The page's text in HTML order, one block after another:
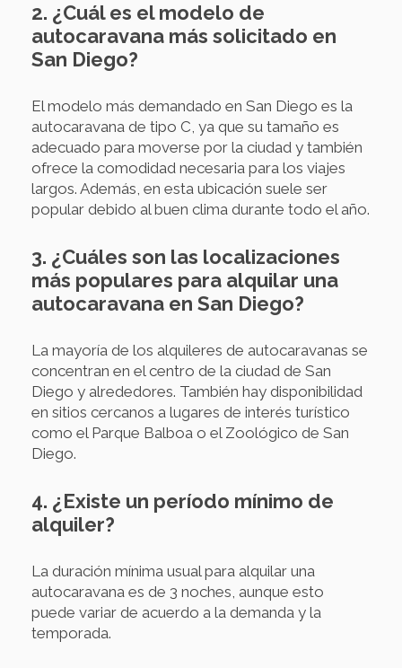
2. ¿Cuál es el modelo de
autocaravana más solicitado en
San Diego?
El modelo más demandado en San Diego es la
autocaravana de tipo C, ya que su tamaño es
adecuado para moverse por la ciudad y también
ofrece la comodidad necesaria para los viajes
largos. Además, en esta ubicación suele ser
popular debido al buen clima durante todo el año.
3. ¿Cuáles son las localizaciones
más populares para alquilar una
autocaravana en San Diego?
La mayoría de los alquileres de autocaravanas se
concentran en el centro de la ciudad de San
Diego y alrededores. También hay disponibilidad
en sitios cercanos a lugares de interés turístico
como el Parque Balboa o el Zoológico de San
Diego.
4. ¿Existe un período mínimo de
alquiler?
La duración mínima usual para alquilar una
autocaravana es de 3 noches, aunque esto
puede variar de acuerdo a la demanda y la
temporada.